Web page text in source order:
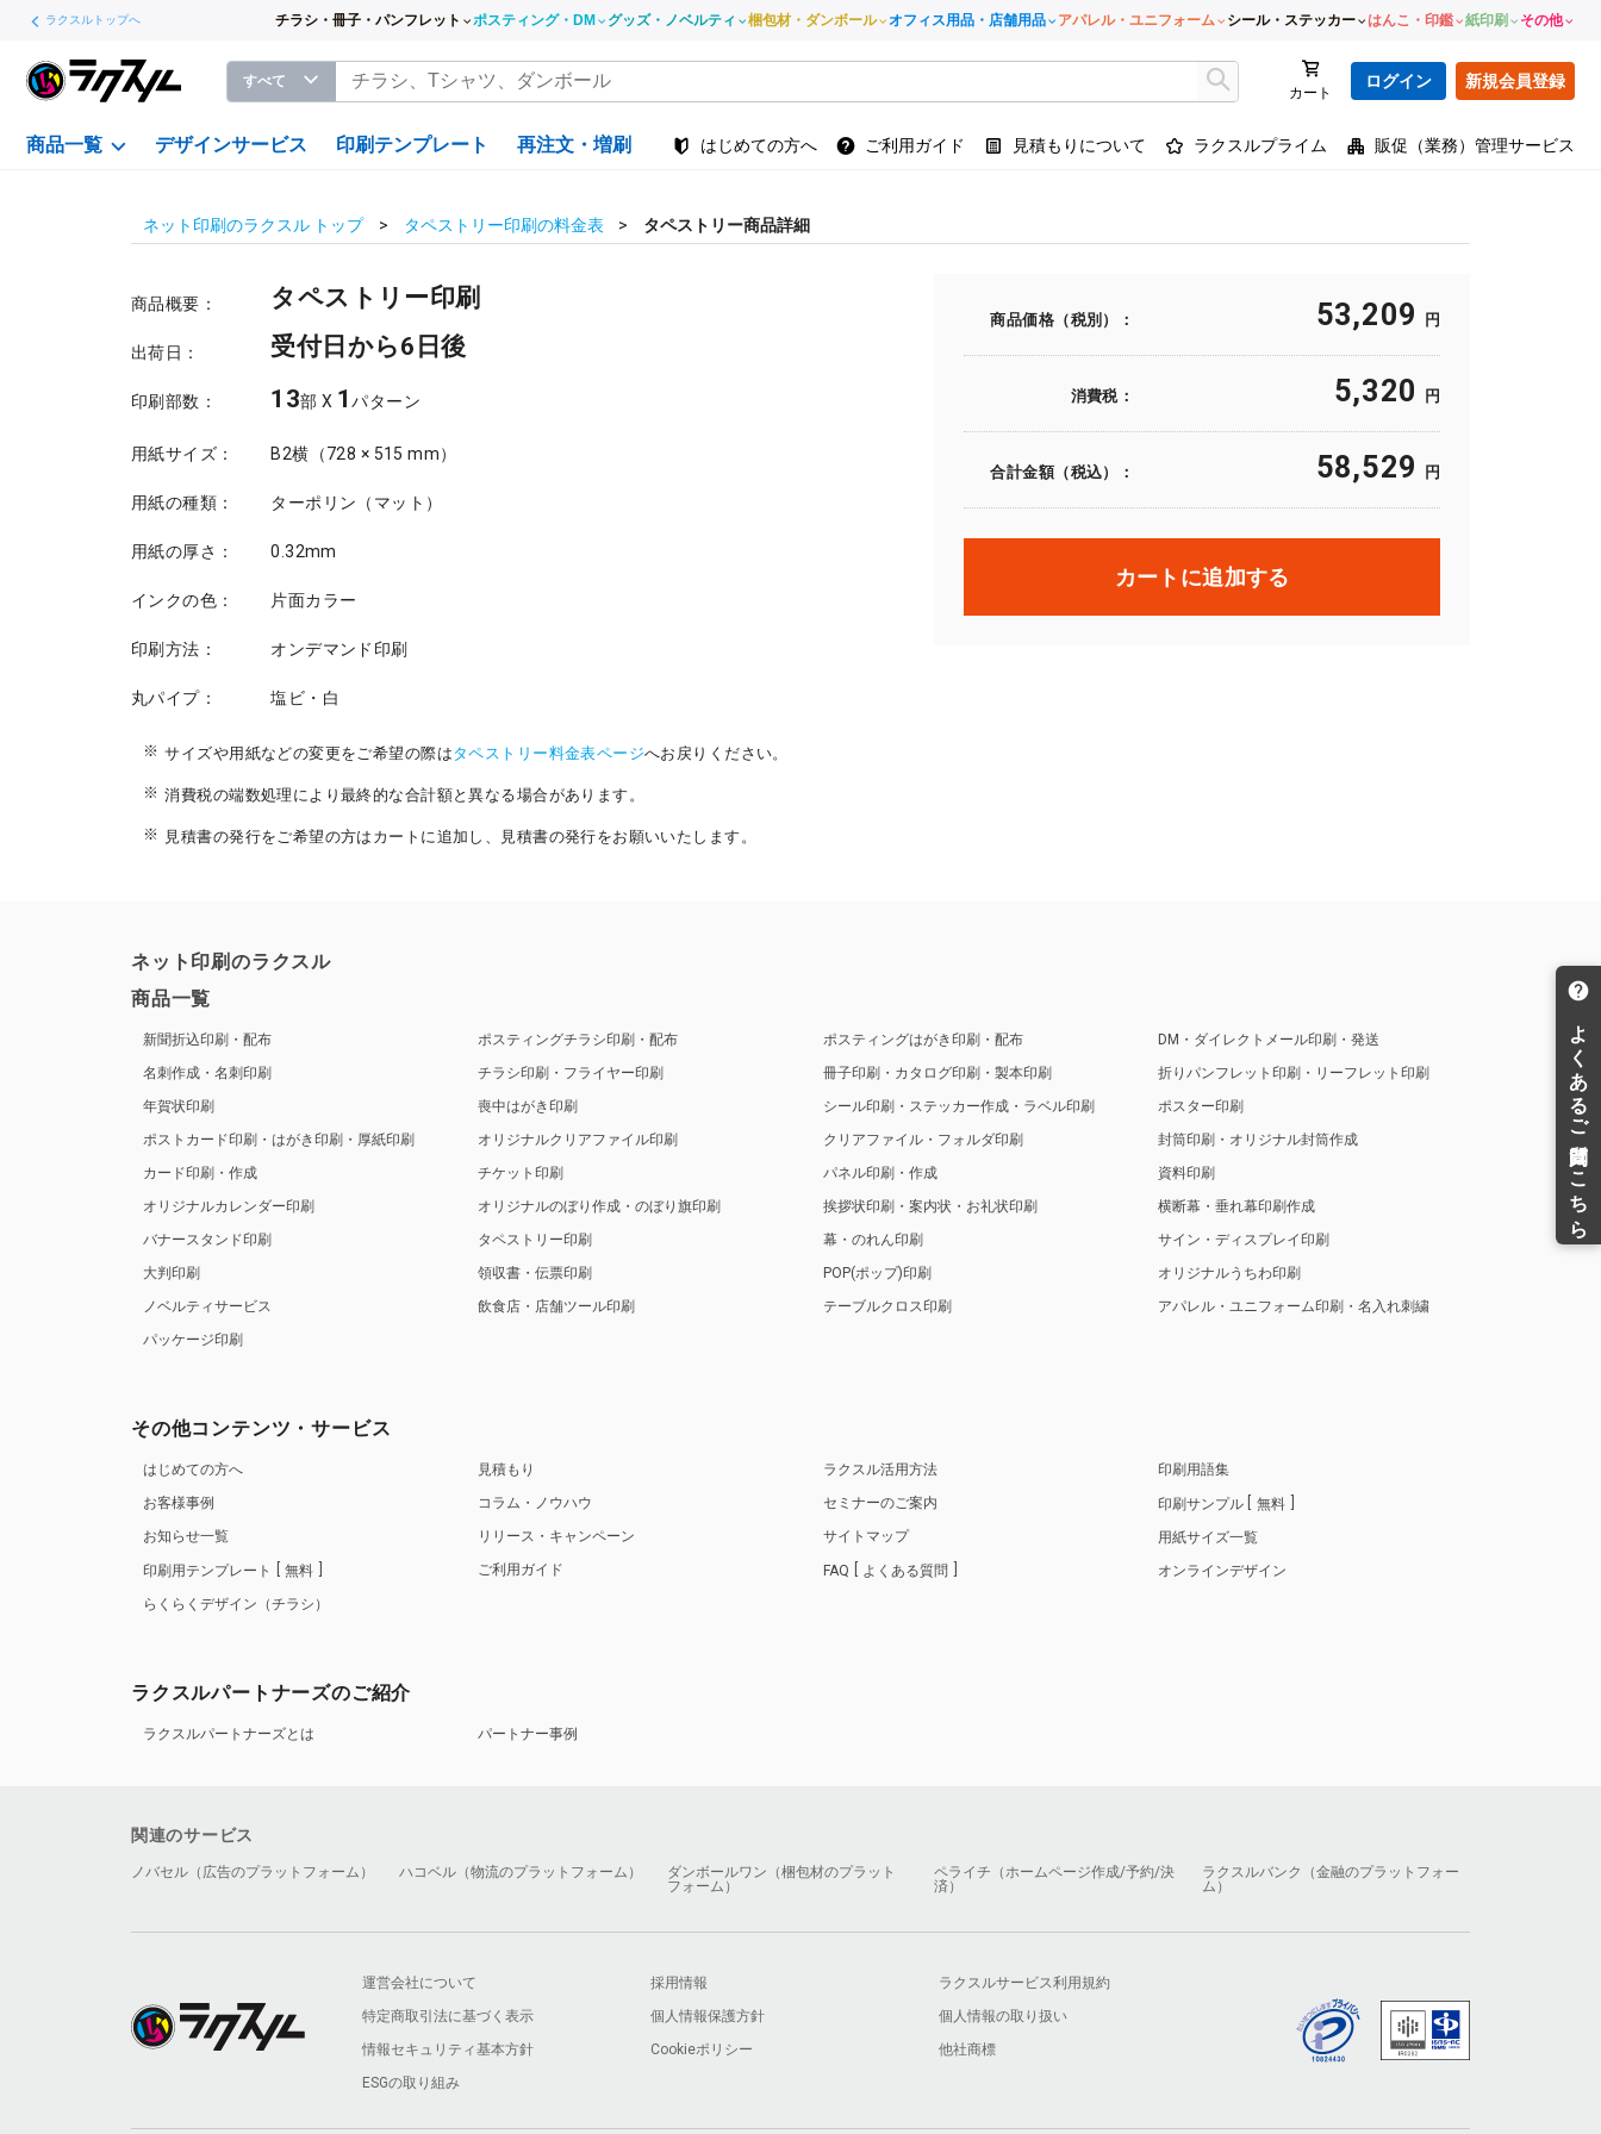
ラクスルトップへ チラシ・冊子・パンフレット ポスティング・DM グッズ・ノベルティ 梱包材・ダンボール オフィス用品・店舗用品 アパレル・ユニフォーム シール・ステッカー はんこ・印鑑 紙印刷 その他
すべて
カート
ログイン 新規会員登録
商品一覧 デザインサービス 印刷テンプレート 再注文・増刷 はじめての方へ ご利用ガイド 見積もりについて ラクスルプライム 販促（業務）管理サービス
ネット印刷のラクスル トップ タペストリー印刷の料金表 タペストリー商品詳細
商品概要： タペストリー印刷
出荷日： 受付日から6日後
印刷部数： 13部 X 1パターン
用紙サイズ： B2横（728 × 515 mm）
用紙の種類： ターポリン（マット）
用紙の厚さ： 0.32mm
インクの色： 片面カラー
印刷方法： オンデマンド印刷
丸パイプ： 塩ビ・白
サイズや用紙などの変更をご希望の際はタペストリー料金表ページへお戻りください。
消費税の端数処理により最終的な合計額と異なる場合があります。
見積書の発行をご希望の方はカートに追加し、見積書の発行をお願いいたします。
商品価格（税別）： 53,209 円
消費税： 5,320 円
合計金額（税込）： 58,529 円
カートに追加する
ネット印刷のラクスル
商品一覧
新聞折込印刷・配布
名刺作成・名刺印刷
年賀状印刷
ポストカード印刷・はがき印刷・厚紙印刷
カード印刷・作成
オリジナルカレンダー印刷
バナースタンド印刷
大判印刷
ノベルティサービス
パッケージ印刷
ポスティングチラシ印刷・配布
チラシ印刷・フライヤー印刷
喪中はがき印刷
オリジナルクリアファイル印刷
チケット印刷
オリジナルのぼり作成・のぼり旗印刷
タペストリー印刷
領収書・伝票印刷
飲食店・店舗ツール印刷
ポスティングはがき印刷・配布
冊子印刷・カタログ印刷・製本印刷
シール印刷・ステッカー作成・ラベル印刷
クリアファイル・フォルダ印刷
パネル印刷・作成
挨拶状印刷・案内状・お礼状印刷
幕・のれん印刷
POP(ポップ)印刷
テーブルクロス印刷
DM・ダイレクトメール印刷・発送
折りパンフレット印刷・リーフレット印刷
ポスター印刷
封筒印刷・オリジナル封筒作成
資料印刷
横断幕・垂れ幕印刷作成
サイン・ディスプレイ印刷
オリジナルうちわ印刷
アパレル・ユニフォーム印刷・名入れ刺繍
その他コンテンツ・サービス
はじめての方へ
お客様事例
お知らせ一覧
印刷用テンプレート
無料
らくらくデザイン（チラシ）
見積もり
コラム・ノウハウ
リリース・キャンペーン
ご利用ガイド
ラクスル活用方法
セミナーのご案内
サイトマップ
FAQ よくある質問
印刷用語集
印刷サンプル
無料
用紙サイズ一覧
オンラインデザイン
ラクスルパートナーズのご紹介
ラクスルパートナーズとは パートナー事例
関連のサービス
ノバセル（広告のプラットフォーム） ハコベル（物流のプラットフォーム）
ダンボールワン（梱包材のプラット
フォーム）
ペライチ（ホームページ作成/予約/決
済）
ラクスルバンク（金融のプラットフォー
ム）
運営会社について 採用情報
ラクスルサービス利用規約
特定商取引法に基づく表示
個人情報保護方針
個人情報の取り扱い
情報セキュリティ基本方針
Cookieポリシー
他社商標
ESGの取り組み